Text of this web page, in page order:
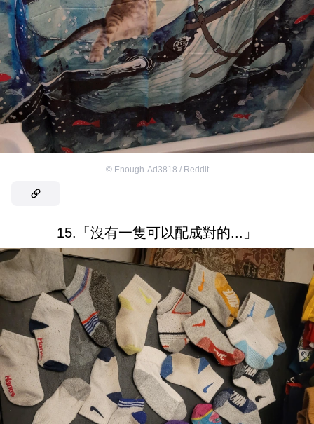
© Enough-Ad3818 / Reddit
15.「沒有一隻可以配成對的...」